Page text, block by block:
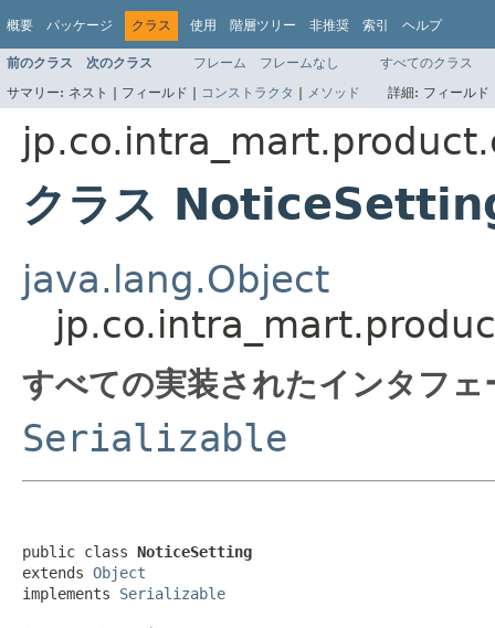
概要 パッケージ クラス 使用 階層ツリー 非推奨 索引 ヘルプ
前のクラス 次のクラス フレーム フレームなし
すべてのクラス
サマリー: ネスト | フィールド | コンストラクタ | メソッド 詳細: フィール
クラス
java.lang.Object
すべての実装されたインタフ
Serializable
public class NoticeSetting
extends Object
implements Serializable